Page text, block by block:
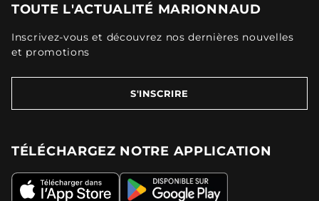
TOUTE L'ACTUALITÉ MARIONNAUD
Inscrivez-vous et découvrez nos dernières nouvelles
et promotions
S'INSCRIRE
TÉLÉCHARGEZ NOTRE APPLICATION